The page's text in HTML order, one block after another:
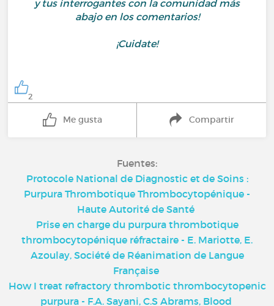
y tus interrogantes con la comunidad más
abajo en los comentarios!
¡Cuidate!
2
Me gusta Compartir
Fuentes:
Protocole National de Diagnostic et de Soins :
Purpura Thrombotique Thrombocytopénique -
Haute Autorité de Santé
Prise en charge du purpura thrombotique
thrombocytopénique réfractaire - E. Mariotte, E.
Azoulay, Société de Réanimation de Langue
Française
How I treat refractory thrombotic thrombocytopenic
purpura - F.A. Sayani, C.S Abrams, Blood